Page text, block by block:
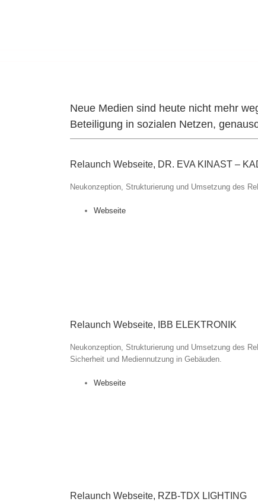
Neue Medien sind heute nicht mehr
Beteiligung in sozialen Netzen,
Relaunch Webseite, DR. EVA KINAST –
Neukonzeption, Strukturierung und Umsetzung des
Webseite
Relaunch Webseite, IBB ELEKTRONIK
Neukonzeption, Strukturierung und Umsetzung des
Sicherheit und Mediennutzung in Gebäuden.
Webseite
Relaunch Webseite, RZB-TDX LIGHTING